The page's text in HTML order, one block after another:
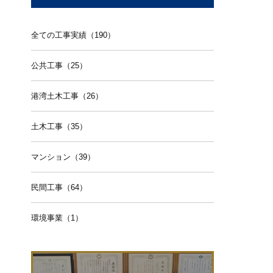
全ての工事実績（190）
公共工事（25）
港湾土木工事（26）
土木工事（35）
マンション（39）
民間工事（64）
環境事業（1）